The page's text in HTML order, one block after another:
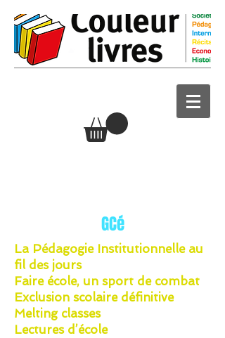
GCé
La Pédagogie Institutionnelle au
fil des jours
Faire école, un sport de combat
Exclusion scolaire définitive
Melting classes
Lectures d’école